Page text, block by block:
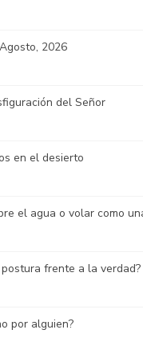
2026
del Señor
en el desierto
el agua o volar como
frente a la verdad?
por alguien?